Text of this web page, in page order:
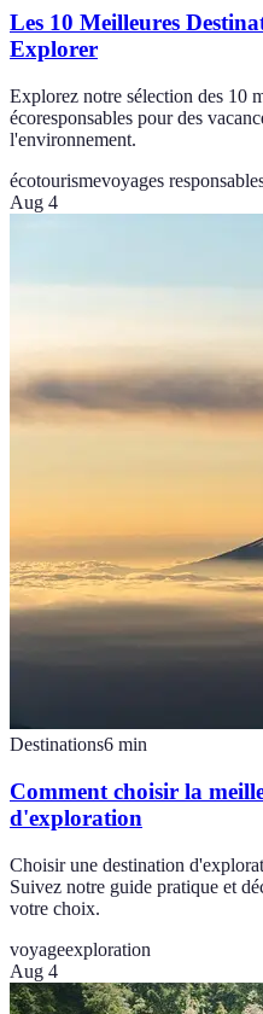
Les 10 Meilleures
Explorer
Explorez notre sélection des 10
écoresponsables pour des
l'environnement.
écotourismevoyages
Aug 4
Destinations6 min
Comment choisir la
d'exploration
Choisir une destination
Suivez notre guide pratique et
votre choix.
voyageexploration
Aug 4